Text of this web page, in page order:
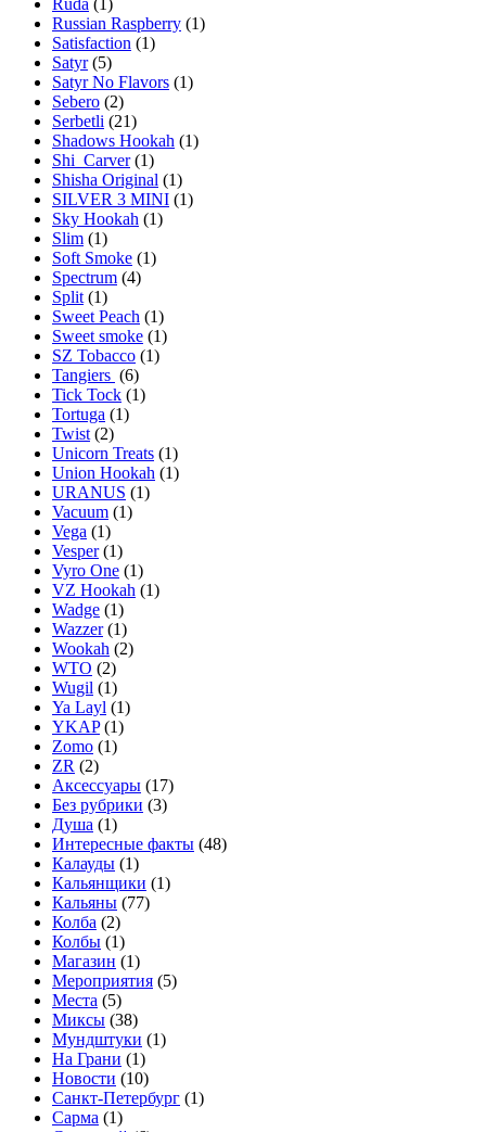
Russian Raspberry (1)
Satisfaction (1)
Satyr(5)
Satyr No Flavors (1)
Sebero (2)
Serbetli (21)
Shadows Hookah (1)
Shi_Carver(1)
Shisha Original (1)
SILVER 3 MINI (1)
Sky Hookah (1)
Slim (1)
Soft Smoke (1)
Spectrum (4)
Split (1)
Sweet Peach (1)
Sweet smoke (1)
SZ Tobacco (1)
Tangiers (6)
Tick Tock (1)
Tortuga (1)
Twist (2)
Unicorn Treats (1)
Union Hookah (1)
URANUS (1)
Vacuum (1)
Vega (1)
Vesper(1)
Vyro One (1)
VZ Hookah (1)
Wadge (1)
Wazzer(1)
Wookah (2)
WTO (2)
Wugil (1)
Ya Layl (1)
YKAP(1)
Zomo (1)
ZR (2)
Аксессуары (17)
Без рубрики (3)
Душа (1)
Интересные факты (48)
Калауды (1)
Кальянщики (1)
Кальяны (77)
Колба (2)
Колбы (1)
Магазин (1)
Мероприятия (5)
Места (5)
Миксы (38)
Мундштуки (1)
На Грани (1)
Новости (10)
Санкт-Петербург (1)
Сарма (1)